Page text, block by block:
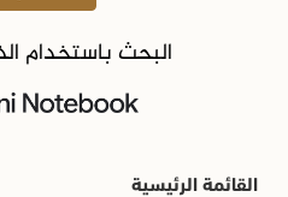
البحث باستخدام
القائمة الرئيسية